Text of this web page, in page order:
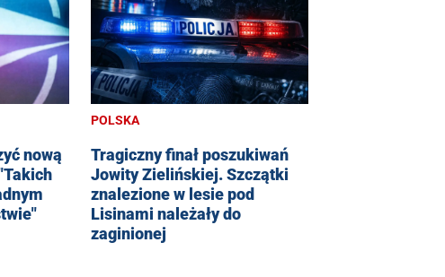
nową
POLSKA
Tragiczny finał poszukiwań
Jowity Zielińskiej. Szczątki
znalezione w lesie pod
Lisinami należały do
zaginionej